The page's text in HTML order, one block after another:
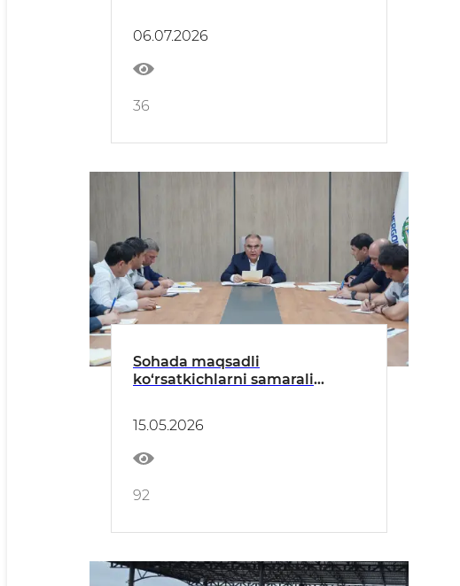
06.07.2026
36
Sohada maqsadli
ko‘rsatkichlarni samarali
15.05.2026
92